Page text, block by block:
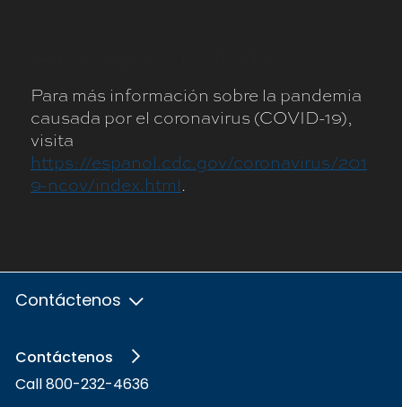
Para más información sobre la pandemia
causada por el coronavirus (COVID-19),
visita
https://espanol.cdc.gov/coronavirus/201
9-ncov/index.html.
Contáctenos
Contáctenos
Call 800-232-4636